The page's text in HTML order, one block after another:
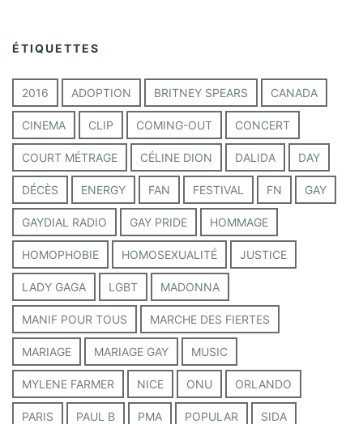
v
ÉTIQUETTES
2016 ADOPTION BRITNEY SPEARS CANADA
CINEMA CLIP COMING-OUT CONCERT
COURT MÉTRAGE CÉLINE DION DALIDA DAY
DÉCÈS ENERGY FAN FESTIVAL FN GAY
GAYDIAL RADIO GAY PRIDE HOMMAGE
HOMOPHOBIE HOMOSEXUALITÉ JUSTICE
LADY GAGA LGBT MADONNA
MANIF POUR TOUS MARCHE DES FIERTES
MARIAGE MARIAGE GAY MUSIC
MYLENE FARMER NICE ONU ORLANDO
PARIS PAUL B PMA POPULAR SIDA